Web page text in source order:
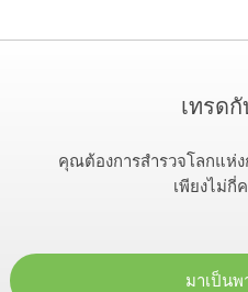
เทรด
คุณต้องการสำรวจโลกแห่
เพียงไม่กี่
มาเป็นพ